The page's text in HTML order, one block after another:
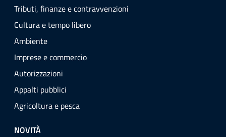
Tributi, finanze e contravvenzioni
Cultura e tempo libero
Ambiente
Imprese e commercio
Autorizzazioni
Appalti pubblici
Agricoltura e pesca
NOVITÀ